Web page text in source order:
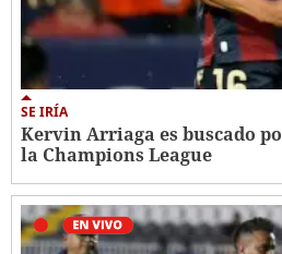
SE IRÍA
Kervin Arriaga es buscado
la Champions League